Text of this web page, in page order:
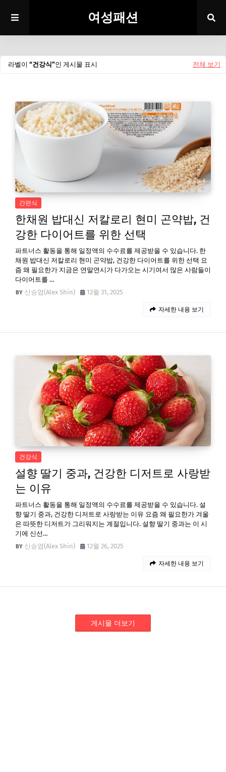
여성패션
라벨이 건강식 인 게시물 표시 전체 보기
간편식
한채원 밥대신 저칼로리 현미 곤약밥, 건
강한 다이어트를 위한 선택
파트너스 활동을 통해 일정액의 수수료를 제공받을 수 있습니다. 한
채원 밥대신 저칼로리 현미 곤약밥, 건강한 다이어트를 위한 선택 요
즘 왜 필요한가 지금은 연말연시가 다가오는 시기여서 많은 사람들이
다이어트를 …
신승엽(Alex Shin)
12월 31, 2025
자세한 내용 보기
건강식
설향 딸기 중과, 건강한 디저트로 사랑받
는 이유
파트너스 활동을 통해 일정액의 수수료를 제공받을 수 있습니다. 설
향 딸기 중과, 건강한 디저트로 사랑받는 이유 요즘 왜 필요한가 겨울
은 따뜻한 디저트가 그리워지는 계절입니다. 설향 딸기 중과는 이 시
기에 신선…
신승엽(Alex Shin)
12월 26, 2025
자세한 내용 보기
게시물 더보기